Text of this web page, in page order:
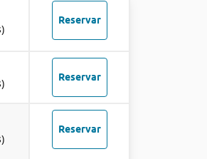
Reservar
Reservar
Reservar